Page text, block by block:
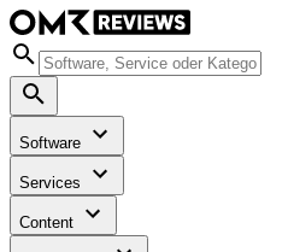
Software
Services
Content